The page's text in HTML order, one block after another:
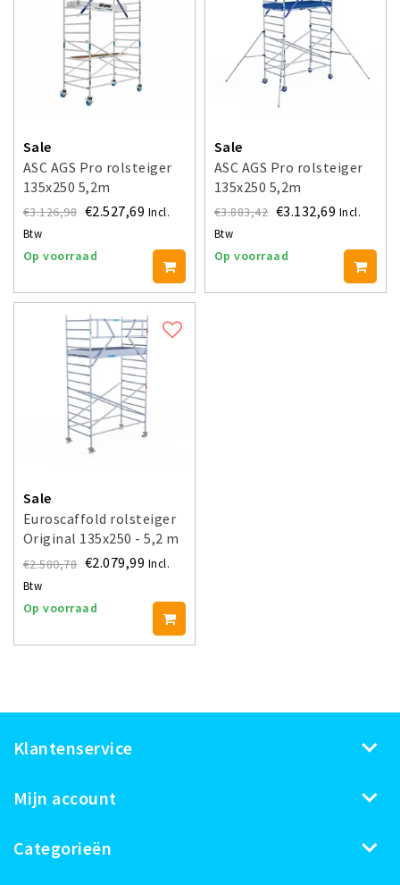
Sale
ASC AGS Pro rolsteiger
135x250 5,2m
werkhoogte
voorloopleuning enkel
€3.126,98 €2.527,69 Incl.
Btw
Op voorraad
Sale
ASC AGS Pro rolsteiger
135x250 5,2m
werkhoogte
voorloopleuning dubbel
€3.883,42 €3.132,69 Incl.
Btw
Op voorraad
Sale
Euroscaffold rolsteiger
Original 135x250 - 5,2 m
werkhoogte
€2.580,78 €2.079,99 Incl.
Btw
Op voorraad
Klantenservice
Mijn account
Categorieën